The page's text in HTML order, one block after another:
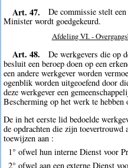
Art. 47.
De commissie stelt
Minister wordt goedgekeurd.
Afdeling VI. -
Art. 48.
De werkgevers die op
besluit een beroep doen op een
een andere werkgever worden
ogenblik worden uitgeoefend door
deze werkgever een
Bescherming op het werk te hebben
De in het eerste lid bedoelde
de opdrachten die zijn toevertrouwd
toewijzen aan :
1° ofwel hun interne Dienst voor
2° ofwel aan een externe Dienst